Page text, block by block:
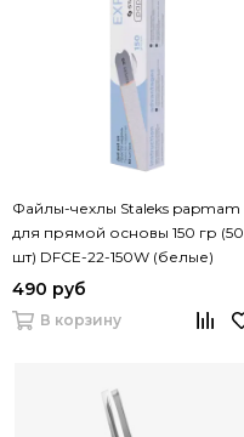
Файлы-чехлы Staleks papmam
для прямой основы 150 гр (50
шт) DFСE-22-150W (белые)
490 руб
В корзину